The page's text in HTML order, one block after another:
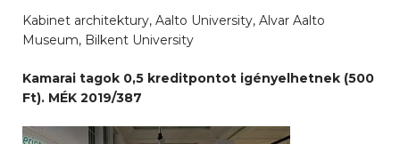
Kabinet architektury, Aalto University, Alvar Aalto
Museum, Bilkent University
Kamarai tagok 0,5 kreditpontot igényelhetnek (500
Ft). MÉK 2019/387